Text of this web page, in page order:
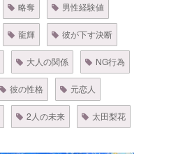
略奪 男性経験値
龍輝 彼が下す決断
大人の関係 NG行為
彼の性格 元恋人
2人の未来 太田梨花